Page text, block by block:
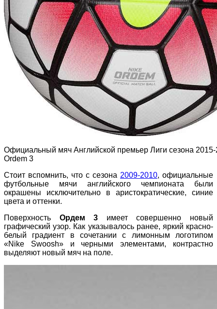
Официальный мяч Английской премьер Лиги сезона
Ordem 3
Стоит вспомнить, что с сезона 2009-2010, официальные
футбольные мячи английского чемпионата были
окрашены исключительно в аристократические, синие
цвета и оттенки.
Поверхность Ордем 3 имеет совершенно новый
графический узор. Как указывалось ранее, яркий красно-
белый градиент в сочетании с лимонным логотипом
«Nike Swoosh» и черными элементами, контрастно
выделяют новый мяч на поле.